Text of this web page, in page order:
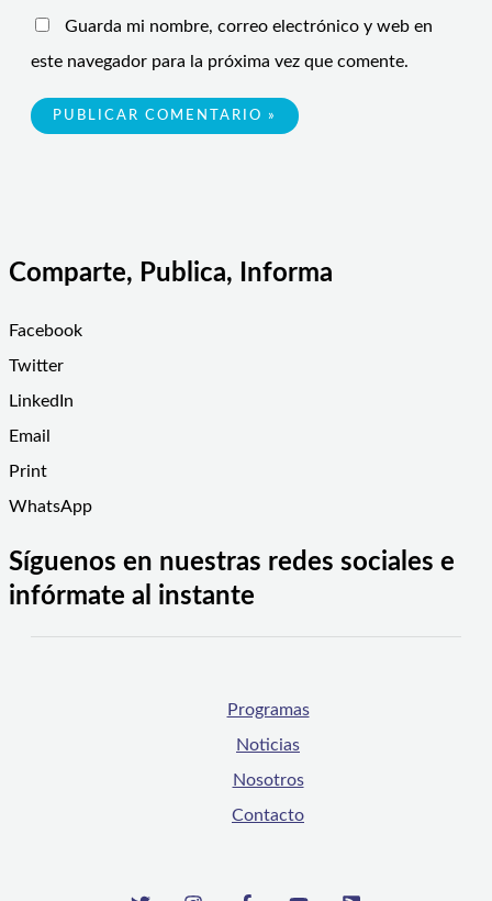
Guarda mi nombre, correo electrónico y web en
este navegador para la próxima vez que comente.
Comparte, Publica, Informa
Facebook
Twitter
LinkedIn
Email
Print
WhatsApp
Síguenos en nuestras redes sociales e
infórmate al instante
Programas
Noticias
Nosotros
Contacto